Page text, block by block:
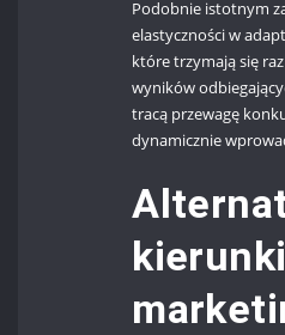
Podobnie istotnym
elastyczności w
które trzymają się
wyników
tracą przewagę
dynamicznie